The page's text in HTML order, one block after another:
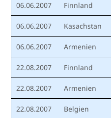
06.06.2007 Finnland
06.06.2007 Kasachstan
06.06.2007 Armenien
22.08.2007 Finnland
22.08.2007 Armenien
22.08.2007 Belgien